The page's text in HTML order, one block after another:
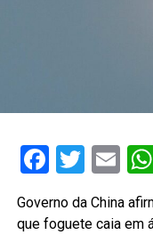
Governo da China
que foguete caia em